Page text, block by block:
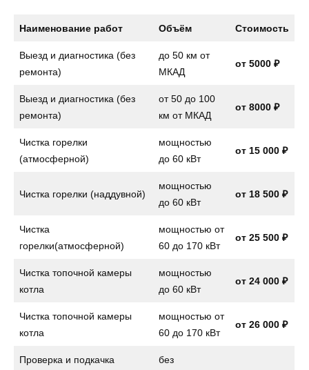
Наименование работ Объём Стоимость
Выезд и диагностика (без
ремонта)
до 50 км от
МКАД
от 5000 ₽
Выезд и диагностика (без
ремонта)
от 50 до 100
км от МКАД
от 8000 ₽
Чистка горелки
(атмосферной)
мощностью
до 60 кВт
от 15 000 ₽
Чистка горелки (наддувной)
мощностью
до 60 кВт
от 18 500 ₽
Чистка
горелки(атмосферной)
мощностью от
60 до 170 кВт
от 25 500 ₽
Чистка топочной камеры
котла
мощностью
до 60 кВт
от 24 000 ₽
Чистка топочной камеры
котла
мощностью от
60 до 170 кВт
от 26 000 ₽
Проверка и подкачка
без